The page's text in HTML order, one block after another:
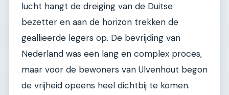
lucht hangt de dreiging van de Duitse
bezetter en aan de horizon trekken de
geallieerde legers op. De bevrijding van
Nederland was een lang en complex proces,
maar voor de bewoners van Ulvenhout begon
de vrijheid opeens heel dichtbij te komen.